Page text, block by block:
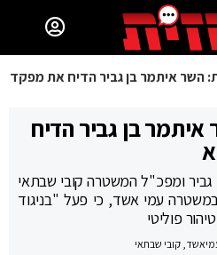
השר איתמר בן גביר הדיח את מפקד
בן גביר הדיח
גביר ומפכ"ל המשטרה קובי שבתאי
עמי אשד, כי פעל "בניגוד
פוליטי
, קובי שבתאי